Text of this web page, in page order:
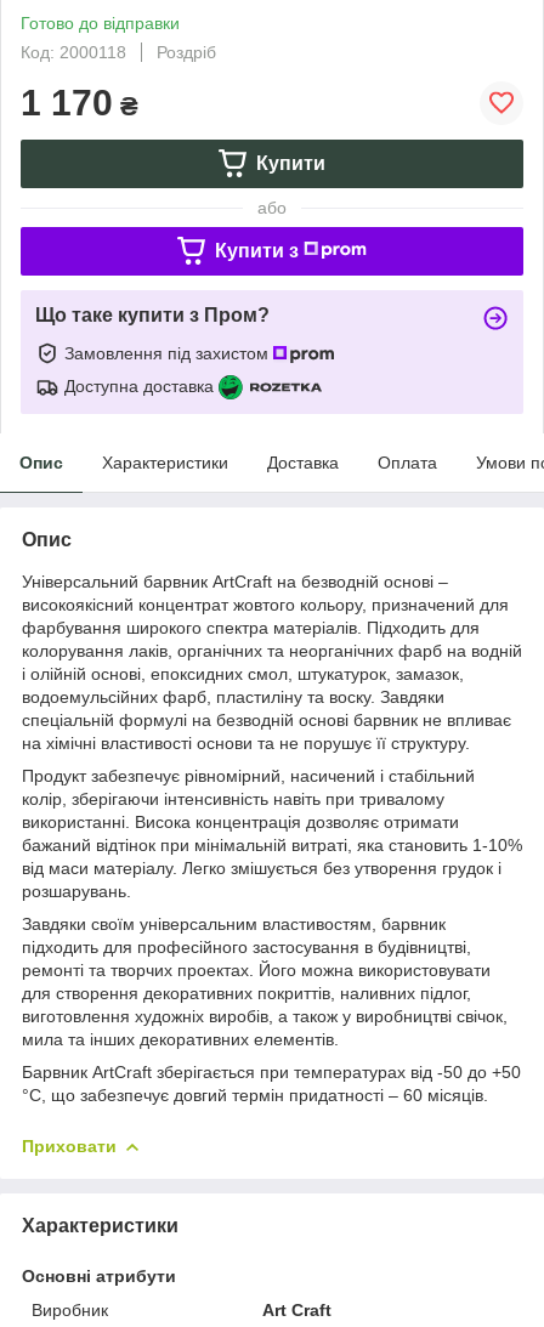
Готово до відправки
Код: 2000118
Роздріб
1 170 ₴
Купити
або
Купити з
Що таке купити з Пром?
Замовлення під захистом
Доступна доставка
Опис Характеристики Доставка Оплата Умови
Опис
Універсальний барвник ArtCraft на безводній основі –
високоякісний концентрат жовтого кольору, призначений для
фарбування широкого спектра матеріалів. Підходить для
колорування лаків, органічних та неорганічних фарб на водній
і олійній основі, епоксидних смол, штукатурок, замазок,
водоемульсійних фарб, пластиліну та воску. Завдяки
спеціальній формулі на безводній основі барвник не впливає
на хімічні властивості основи та не порушує її структуру.
Продукт забезпечує рівномірний, насичений і стабільний
колір, зберігаючи інтенсивність навіть при тривалому
використанні. Висока концентрація дозволяє отримати
бажаний відтінок при мінімальній витраті, яка становить 1-10%
від маси матеріалу. Легко змішується без утворення грудок і
розшарувань.
Завдяки своїм універсальним властивостям, барвник
підходить для професійного застосування в будівництві,
ремонті та творчих проектах. Його можна використовувати
для створення декоративних покриттів, наливних підлог,
виготовлення художніх виробів, а також у виробництві свічок,
мила та інших декоративних елементів.
Барвник ArtCraft зберігається при температурах від -50 до +50
°C, що забезпечує довгий термін придатності – 60 місяців.
Приховати
Характеристики
Основні атрибути
Виробник
Art Craft